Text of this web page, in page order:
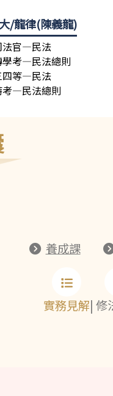
/龍律(陳義龍)
法官—民法
學考—民法總則
四等—民法
考—民法總則
養成課
實務見解|修